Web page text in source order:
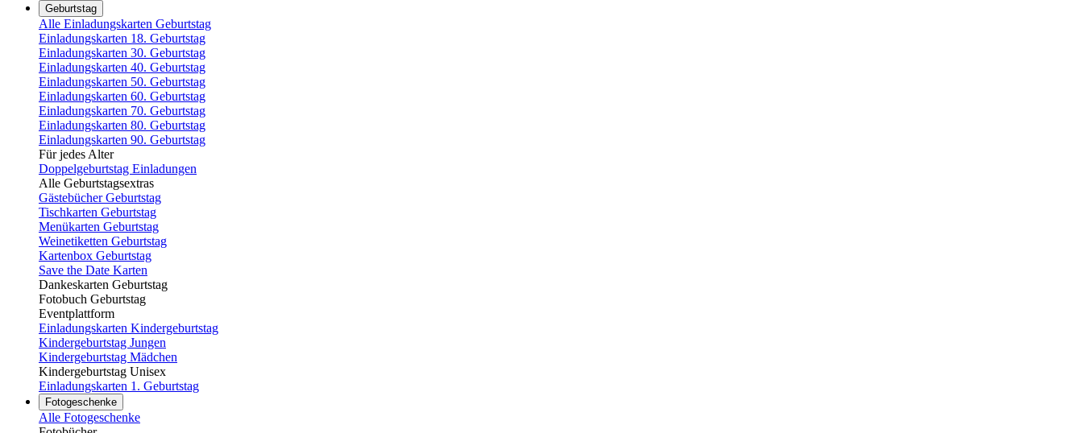
Geburtstag
Alle Einladungskarten Geburtstag
Einladungskarten 18. Geburtstag
Einladungskarten 30. Geburtstag
Einladungskarten 40. Geburtstag
Einladungskarten 50. Geburtstag
Einladungskarten 60. Geburtstag
Einladungskarten 70. Geburtstag
Einladungskarten 80. Geburtstag
Einladungskarten 90. Geburtstag
Für jedes Alter
Doppelgeburtstag Einladungen
Alle Geburtstagsextras
Gästebücher Geburtstag
Tischkarten Geburtstag
Menükarten Geburtstag
Weinetiketten Geburtstag
Kartenbox Geburtstag
Save the Date Karten
Dankeskarten Geburtstag
Fotobuch Geburtstag
Eventplattform
Einladungskarten Kindergeburtstag
Kindergeburtstag Jungen
Kindergeburtstag Mädchen
Kindergeburtstag Unisex
Einladungskarten 1. Geburtstag
Fotogeschenke
Alle Fotogeschenke